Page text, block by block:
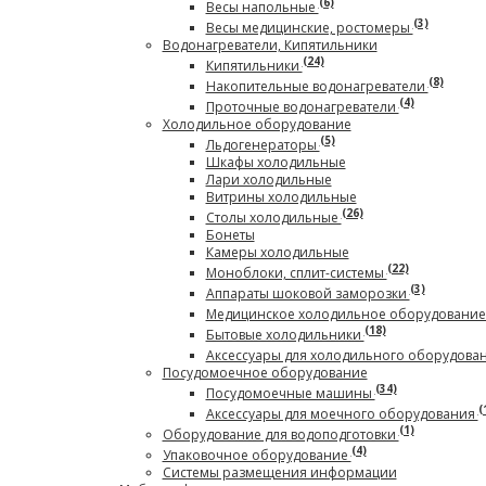
Весы напольные
Весы медицинские, ростомеры(3)
Водонагреватели, Кипятильники
Кипятильники(24)
Накопительные водонагреватели(8)
Проточные водонагреватели(4)
Холодильное оборудование
Льдогенераторы(5)
Шкафы холодильные
Лари холодильные
Витрины холодильные
Столы холодильные(26)
Бонеты
Камеры холодильные
Моноблоки, сплит-системы(22)
Аппараты шоковой заморозки(3)
Медицинское холодильное
Бытовые холодильники(18)
Аксессуары для холодильного
Посудомоечное оборудование
Посудомоечные машины(34)
Аксессуары для моечного оборудования
Оборудование для водоподготовки(1)
Упаковочное оборудование(4)
Системы размещения информации